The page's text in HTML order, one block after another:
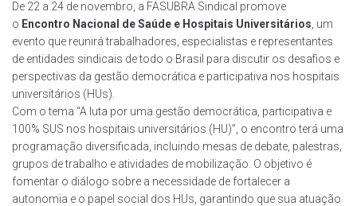
De 22 a 24 de novembro, a FASUBRA Sindical promove
o Encontro Nacional de Saúde e Hospitais Universitários, um
evento que reunirá trabalhadores, especialistas e representantes
de entidades sindicais de todo o Brasil para discutir os desafios e
perspectivas da gestão democrática e participativa nos hospitais
universitários (HUs).
Com o tema “A luta por uma gestão democrática, participativa e
100% SUS nos hospitais universitários (HU)”, o encontro terá uma
programação diversificada, incluindo mesas de debate, palestras,
grupos de trabalho e atividades de mobilização. O objetivo é
fomentar o diálogo sobre a necessidade de fortalecer a
autonomia e o papel social dos HUs, garantindo que sua atuação